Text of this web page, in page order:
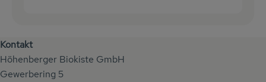
Kontakt
Höhenberger Biokiste GmbH
Gewerbering 5